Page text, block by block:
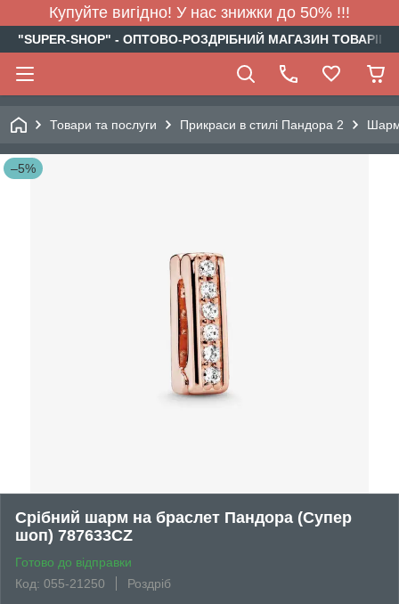
Купуйте вигідно! У нас знижки до 50% !!!
"SUPER-SHOP" - ОПТОВО-РОЗДРІБНИЙ МАГАЗИН
Товари та послуги Прикраси в стилі Пандора 2
–5%
Срібний шарм на браслет Пандора (Супер
шоп) 787633CZ
Готово до відправки
Код: 055-21250
Роздріб